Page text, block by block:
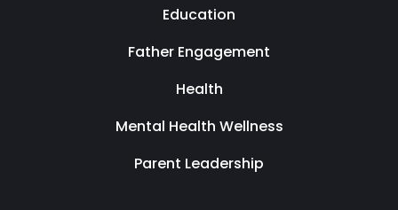
Education
Father Engagement
Health
Mental Health Wellness
Parent Leadership